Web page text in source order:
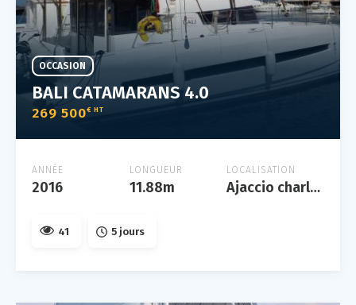
BALI CATAMARANS 4.0
269 500€ HT
OCCASION
ANNÉE
2016
LONGUEUR
11.88m
LOCALISATION
Ajaccio charles ornano
41 5 jours